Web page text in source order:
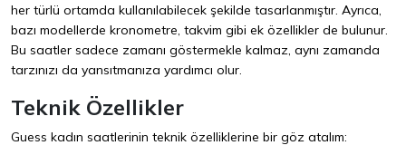
her türlü ortamda kullanılabilecek şekilde tasarlanmıştır. Ayrıca,
bazı modellerde kronometre, takvim gibi ek özellikler de bulunur.
Bu saatler sadece zamanı göstermekle kalmaz, aynı zamanda
tarzınızı da yansıtmanıza yardımcı olur.
Teknik Özellikler
Guess kadın saatlerinin teknik özelliklerine bir göz atalım: